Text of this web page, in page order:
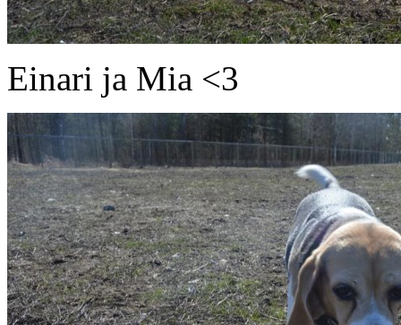
Einari ja Mia <3